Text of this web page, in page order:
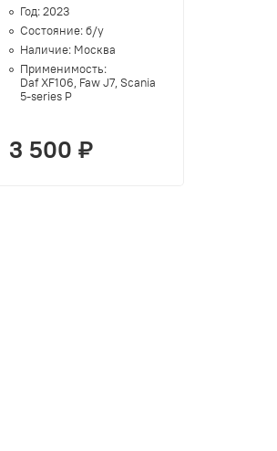
Год:2023
Состояние:б/у
Наличие: Москва
Применимость:
Daf XF106, Faw J7, Scania
5-series P
3 500 ₽